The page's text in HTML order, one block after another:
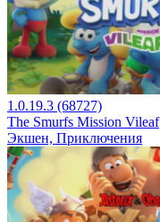
1.0.19.3 (68727)
The Smurfs Mission Vileaf
Экшен, Приключения